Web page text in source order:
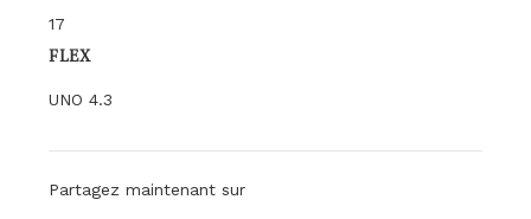
17
FLEX
UNO 4.3
Partagez maintenant sur